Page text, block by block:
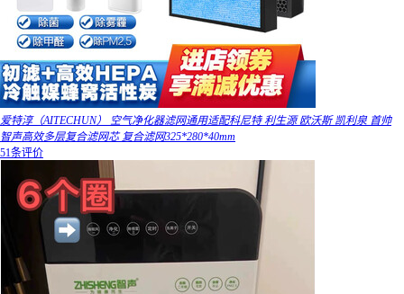
爱特淳（AITECHUN） 空气净化器滤网通用适配科尼特 利生源 欧沃斯 凯利泉 首帅
智声高效多层复合滤网芯 复合滤网325*280*40mm
51条评价